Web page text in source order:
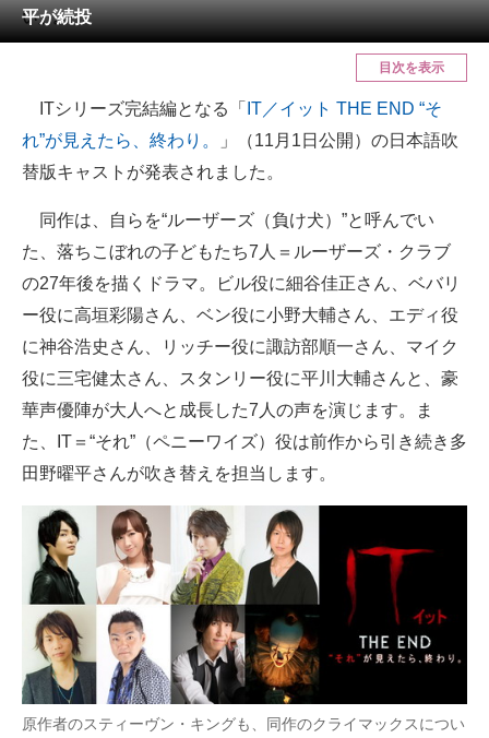
メディア
注目記事を集めた総合ページ
スマホと通信の最新トレンド
ビジネスと働き方のヒント
AI活用のいまが分かる
企業ITのトレンドを詳説
経営リーダーのコミュニティ
マーケ×ITの今がよく分かる
ITエンジニア向け専門サイト
企業向けIT製品の総合サイト
IT製品の技術・比較・事例
製造業のIT導入・活用を支援
モノづくり技術者専門サイト
平が続投
い」。
目次を表示
ITシリーズ完結編となる「 IT／イット THE END “そ
れ”が見えたら、終わり。
」（11月1日公開）の日本語吹
替版キャストが発表されました。
同作は、自らを“ルーザーズ（負け犬）”と呼んでい
た、落ちこぼれの子どもたち7人＝ルーザーズ・クラブ
の27年後を描くドラマ。ビル役に細谷佳正さん、ベバリ
ー役に高垣彩陽さん、ベン役に小野大輔さん、エディ役
に神谷浩史さん、リッチー役に諏訪部順一さん、マイク
役に三宅健太さん、スタンリー役に平川大輔さんと、豪
華声優陣が大人へと成長した7人の声を演じます。ま
た、IT＝“それ”（ペニーワイズ）役は前作から引き続き多
田野曜平さんが吹き替えを担当します。
原作者のスティーヴン・キングも、同作のクライマックスについ